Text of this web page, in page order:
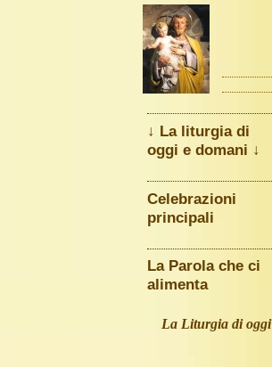
↓ La liturgia di
oggi e domani ↓
Celebrazioni
principali
La Parola che ci
alimenta
La Liturgia di oggi